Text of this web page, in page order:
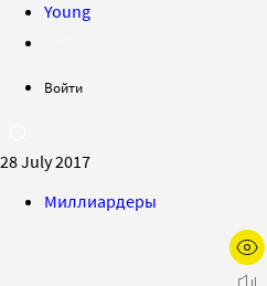
Young
Войти
28 July 2017
Миллиардеры